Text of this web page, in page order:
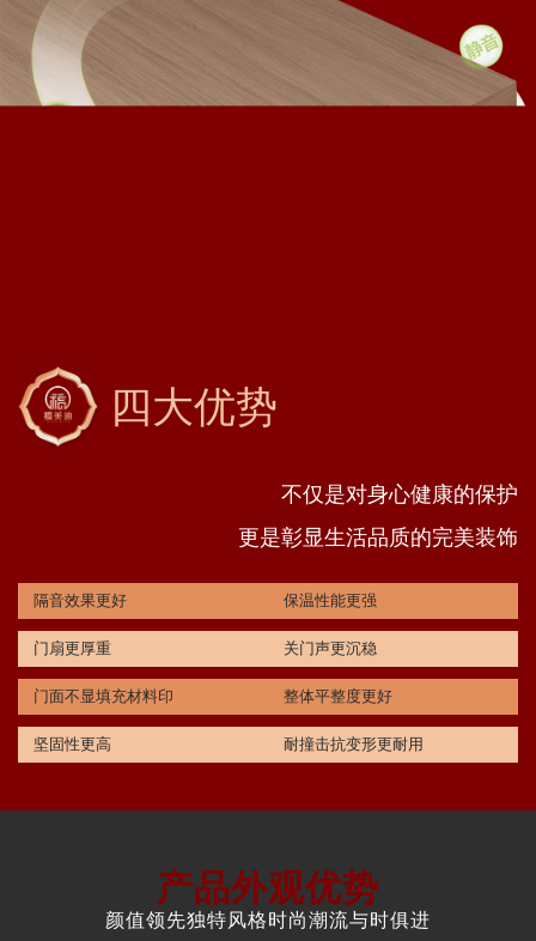
四大优势
不仅是对身心健康的保护
更是彰显生活品质的完美装饰
隔音效果更好 保温性能更强
门扇更厚重 关门声更沉稳
门面不显填充材料印 整体平整度更好
坚固性更高 耐撞击抗变形更耐用
产品外观优势
颜值领先独特风格时尚潮流与时俱进